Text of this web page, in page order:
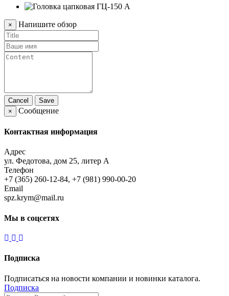
× Напишите обзор
Cancel
Save
×
Сообщение
Контактная информация
Адрес
ул. Федотова, дом 25, литер А
Телефон
+7 (365) 260-12-84, +7 (981) 990-00-20
Email
spz.krym@mail.ru
Мы в соцсетях
Подписка
Подписаться на новости компании и новинки каталога.
Подписка